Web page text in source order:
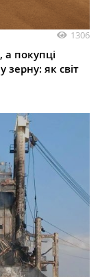
1306
покупці
зерну: як світ